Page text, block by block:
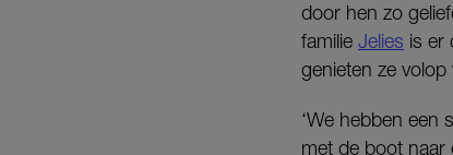
door hen zo
familie Jelies is er
genieten ze
‘We hebben een
met de boot naar